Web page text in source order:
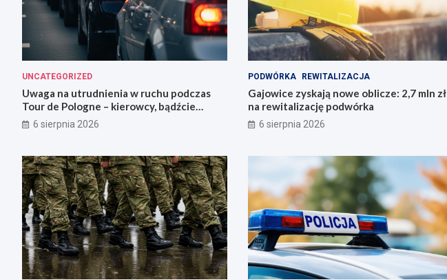
UNCATEGORIZED
Uwaga na utrudnienia w ruchu podczas
Tour de Pologne – kierowcy, bądźcie
przygotowani!
6 sierpnia 2026
PODWÓRKA REWITALIZACJA
Gajowice zyskają nowe oblicze: 2,7 mln zł
na rewitalizację podwórka
6 sierpnia 2026